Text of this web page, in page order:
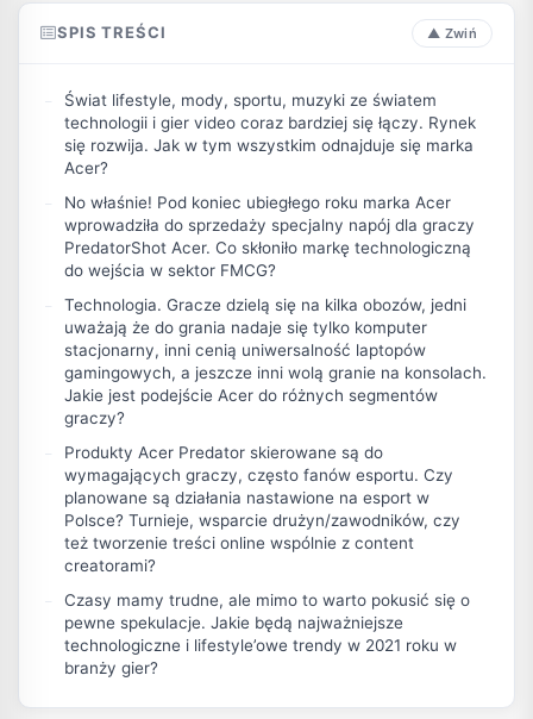
SPIS TREŚCI
Świat lifestyle, mody, sportu, muzyki ze światem
technologii i gier video coraz bardziej się łączy. Rynek
się rozwija. Jak w tym wszystkim odnajduje się marka
Acer?
No właśnie! Pod koniec ubiegłego roku marka Acer
wprowadziła do sprzedaży specjalny napój dla graczy
PredatorShot Acer. Co skłoniło markę technologiczną
do wejścia w sektor FMCG?
Technologia. Gracze dzielą się na kilka obozów, jedni
uważają że do grania nadaje się tylko komputer
stacjonarny, inni cenią uniwersalność laptopów
gamingowych, a jeszcze inni wolą granie na konsolach.
Jakie jest podejście Acer do różnych segmentów
graczy?
Produkty Acer Predator skierowane są do
wymagających graczy, często fanów esportu. Czy
planowane są działania nastawione na esport w
Polsce? Turnieje, wsparcie drużyn/zawodników, czy
też tworzenie treści online wspólnie z content
creatorami?
Czasy mamy trudne, ale mimo to warto pokusić się o
pewne spekulacje. Jakie będą najważniejsze
technologiczne i lifestyle’owe trendy w 2021 roku w
branży gier?